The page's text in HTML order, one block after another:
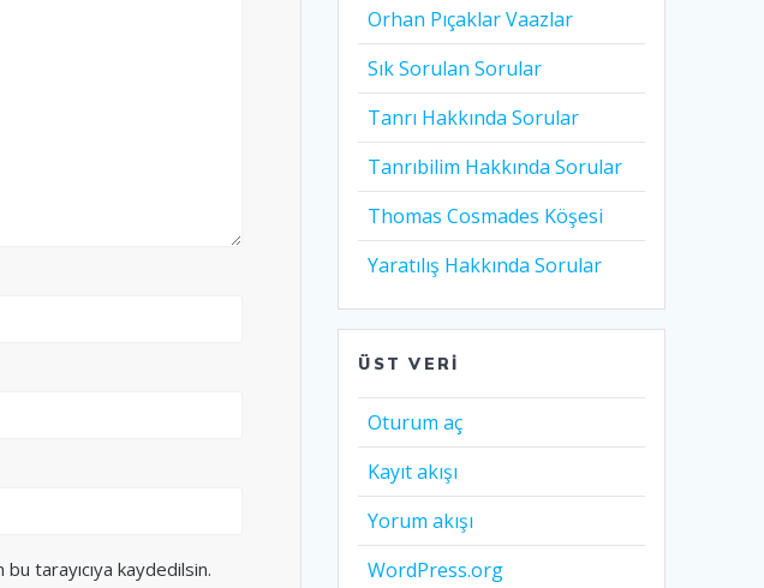
tarayıcıya kaydedilsin.
Orhan Pıçaklar Vaazlar
Sık Sorulan Sorular
Tanrı Hakkında Sorular
Tanrıbilim Hakkında Sorular
Thomas Cosmades Köşesi
Yaratılış Hakkında Sorular
ÜST VERI
Oturum aç
Kayıt akışı
Yorum akışı
WordPress.org